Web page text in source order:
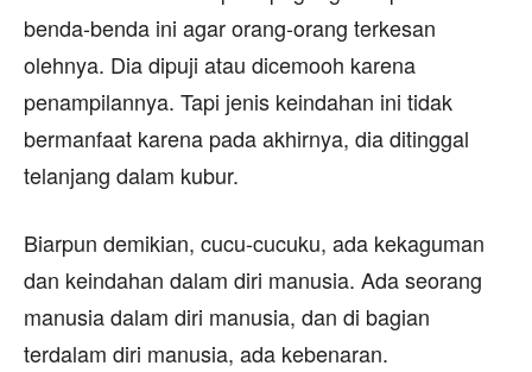
benda-benda ini agar orang-orang terkesan
olehnya. Dia dipuji atau dicemooh karena
penampilannya. Tapi jenis keindahan ini tidak
bermanfaat karena pada akhirnya, dia ditinggal
telanjang dalam kubur.
Biarpun demikian, cucu-cucuku, ada kekaguman
dan keindahan dalam diri manusia. Ada seorang
manusia dalam diri manusia, dan di bagian
terdalam diri manusia, ada kebenaran.